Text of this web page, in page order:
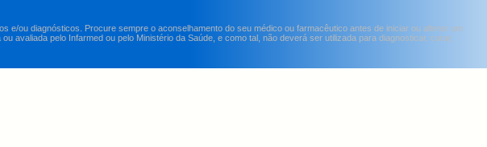
e/ou diagnósticos. Procure sempre o aconselhamento do seu médico ou farmacêutico antes de iniciar ou alterar um
avaliada pelo Infarmed ou pelo Ministério da Saúde, e como tal, não deverá ser utilizada para diagnosticar, curar,